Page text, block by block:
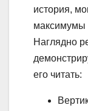
история,
максимумы
Наглядно
его читать: